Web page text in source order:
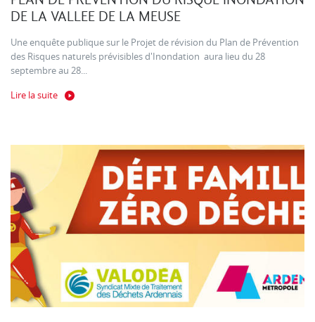
DE LA VALLEE DE LA MEUSE
Une enquête publique sur le Projet de révision du Plan de Prévention
des Risques naturels prévisibles d'Inondation aura lieu du 28
septembre au 28...
Lire la suite